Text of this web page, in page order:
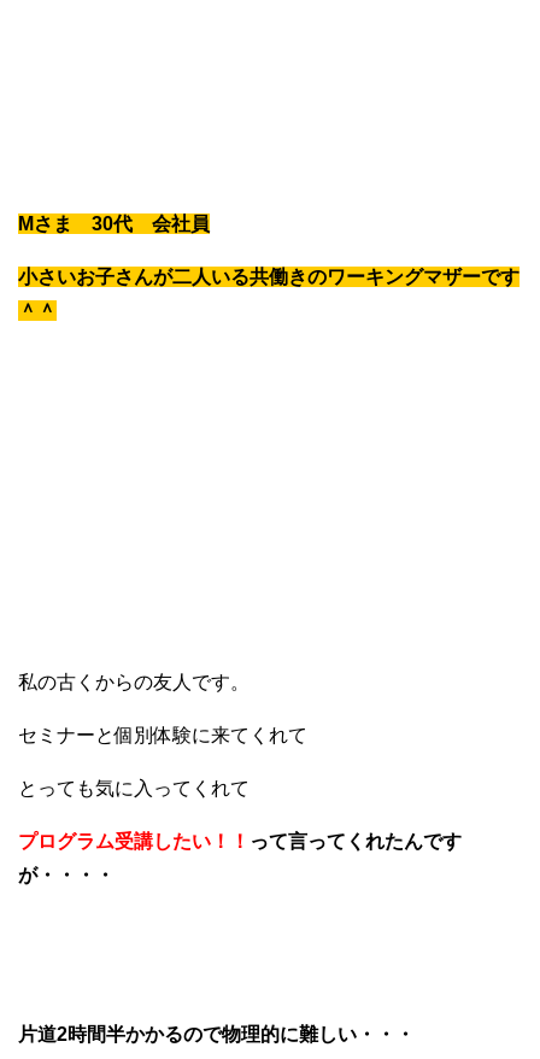
Mさま 30代 会社員
小さいお子さんが二人いる共働きのワーキングマザーです
＾＾
私の古くからの友人です。
セミナーと個別体験に来てくれて
とっても気に入ってくれて
プログラム受講したい！！ って言ってくれたんです
が・・・・
片道2時間半かかるので物理的に難しい・・・